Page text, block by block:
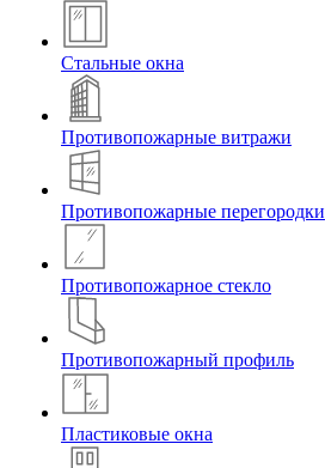
Стальные окна
Противопожарные витражи
Противопожарные перегородки
Противопожарное стекло
Противопожарный профиль
Пластиковые окна